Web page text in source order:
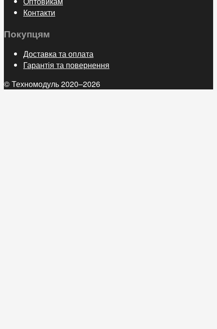
Контакти
Покупцям
Доставка та оплата
Гарантія та повернення
© Техномодуль 2020–2026